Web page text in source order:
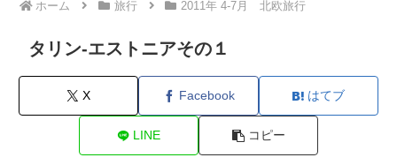
ホーム 旅行 2011年 4-7月 北欧旅行
タリン-エストニアその１
X Facebook はてブ
LINE コピー